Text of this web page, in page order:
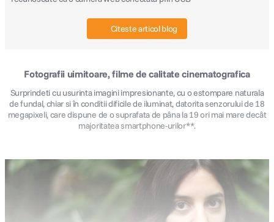
Citeste articol blog
Fotografii uimitoare, filme de calitate cinematografica
Surprindeti cu usurinta imagini impresionante, cu o estompare naturala
de fundal, chiar si în conditii dificile de iluminat, datorita senzorului de 18
megapixeli, care dispune de o suprafata de pâna la 19 ori mai mare decât
majoritatea smartphone-urilor**.